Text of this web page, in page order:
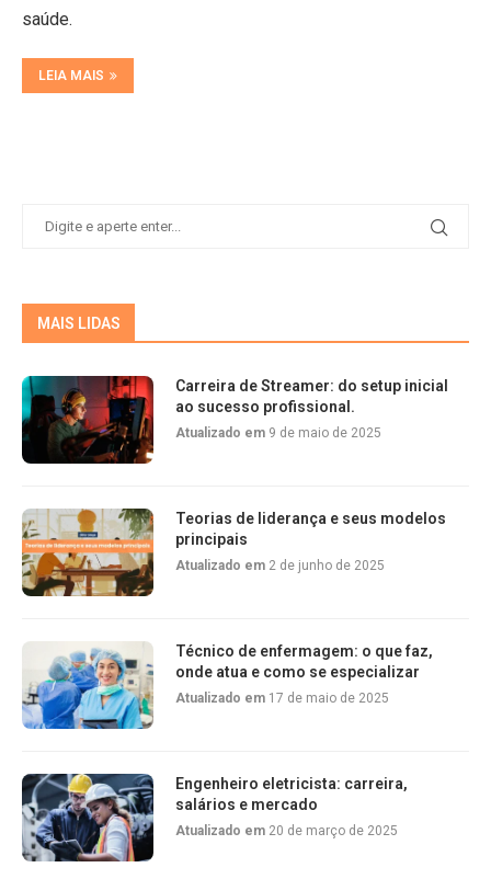
saúde.
LEIA MAIS
MAIS LIDAS
Carreira de Streamer: do setup inicial
ao sucesso profissional.
Atualizado em 9 de maio de 2025
Teorias de liderança e seus modelos
principais
Atualizado em 2 de junho de 2025
Técnico de enfermagem: o que faz,
onde atua e como se especializar
Atualizado em 17 de maio de 2025
Engenheiro eletricista: carreira,
salários e mercado
Atualizado em 20 de março de 2025